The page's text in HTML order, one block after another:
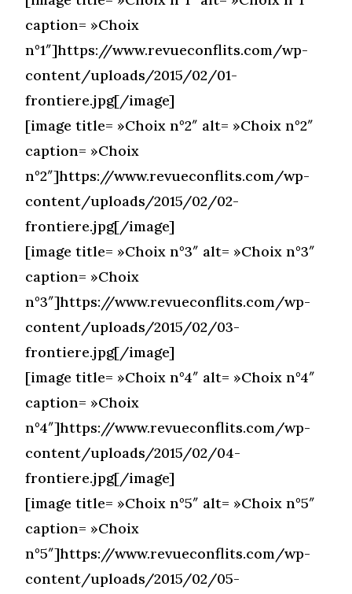
caption= »Choix
n°1″]https://www.revueconflits.com/wp-
content/uploads/2015/02/01-
frontiere.jpg[/image]
[image title= »Choix n°2″ alt= »Choix n°2″
caption= »Choix
n°2″]https://www.revueconflits.com/wp-
content/uploads/2015/02/02-
frontiere.jpg[/image]
[image title= »Choix n°3″ alt= »Choix n°3″
caption= »Choix
n°3″]https://www.revueconflits.com/wp-
content/uploads/2015/02/03-
frontiere.jpg[/image]
[image title= »Choix n°4″ alt= »Choix n°4″
caption= »Choix
n°4″]https://www.revueconflits.com/wp-
content/uploads/2015/02/04-
frontiere.jpg[/image]
[image title= »Choix n°5″ alt= »Choix n°5″
caption= »Choix
n°5″]https://www.revueconflits.com/wp-
content/uploads/2015/02/05-